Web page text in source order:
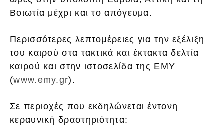
Βοιωτία μέχρι και το απόγευμα.
Περισσότερες λεπτομέρειες για την εξέλιξη
του καιρού στα τακτικά και έκτακτα δελτία
καιρού και στην ιστοσελίδα της ΕΜΥ
(www.emy.gr).
Σε περιοχές που εκδηλώνεται έντονη
κεραυνική δραστηριότητα: